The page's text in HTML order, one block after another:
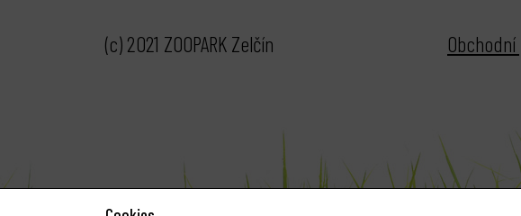
(c) 2021 ZOOPARK Zelčín